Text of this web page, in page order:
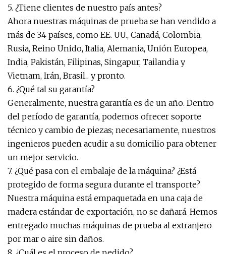
5. ¿Tiene clientes de nuestro país antes?
Ahora nuestras máquinas de prueba se han vendido a
más de 34 países, como EE. UU., Canadá, Colombia,
Rusia, Reino Unido, Italia, Alemania, Unión Europea,
India, Pakistán, Filipinas, Singapur, Tailandia y
Vietnam, Irán, Brasil... y pronto.
6. ¿Qué tal su garantía?
Generalmente, nuestra garantía es de un año. Dentro
del período de garantía, podemos ofrecer soporte
técnico y cambio de piezas; necesariamente, nuestros
ingenieros pueden acudir a su domicilio para obtener
un mejor servicio.
7. ¿Qué pasa con el embalaje de la máquina? ¿Está
protegido de forma segura durante el transporte?
Nuestra máquina está empaquetada en una caja de
madera estándar de exportación, no se dañará. Hemos
entregado muchas máquinas de prueba al extranjero
por mar o aire sin daños.